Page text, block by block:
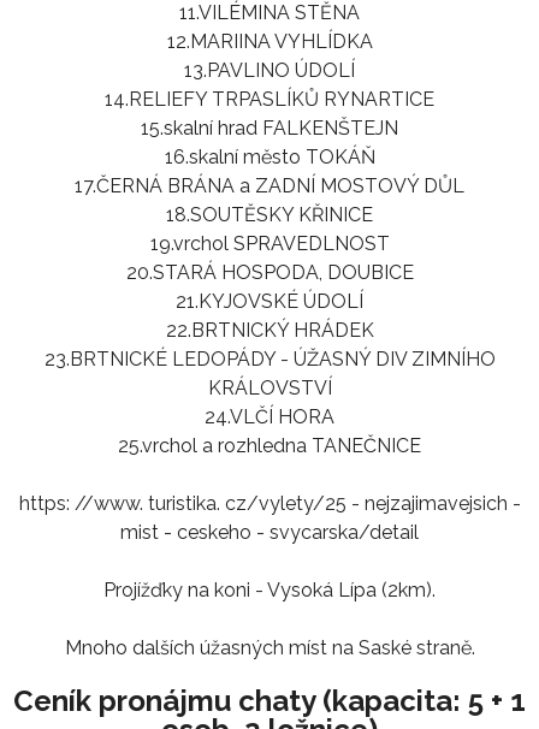
11.VILÉMINA STĚNA
12.MARIINA VYHLÍDKA
13.PAVLINO ÚDOLÍ
14.RELIEFY TRPASLÍKŮ RYNARTICE
15.skalní hrad FALKENŠTEJN
16.skalní město TOKÁŇ
17.ČERNÁ BRÁNA a ZADNÍ MOSTOVÝ DŮL
18.SOUTĚSKY KŘINICE
19.vrchol SPRAVEDLNOST
20.STARÁ HOSPODA, DOUBICE
21.KYJOVSKÉ ÚDOLÍ
22.BRTNICKÝ HRÁDEK
23.BRTNICKÉ LEDOPÁDY - ÚŽASNÝ DIV ZIMNÍHO
KRÁLOVSTVÍ
24.VLČÍ HORA
25.vrchol a rozhledna TANEČNICE
https: //www. turistika. cz/vylety/25 - nejzajimavejsich -
mist - ceskeho - svycarska/detail
Projížďky na koni - Vysoká Lípa (2km).
Mnoho dalších úžasných míst na Saské straně.
Ceník pronájmu chaty (kapacita: 5 + 1